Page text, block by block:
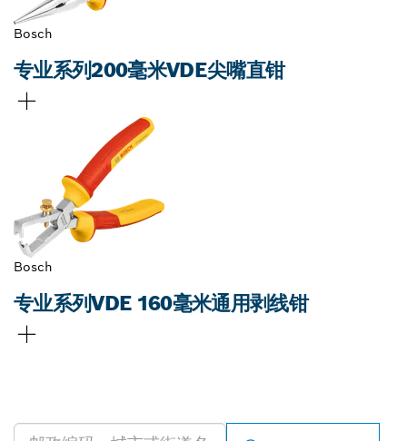
Bosch
专业系列200毫米VDE尖嘴直钳
Bosch
专业系列VDE 160毫米通用剥线钳